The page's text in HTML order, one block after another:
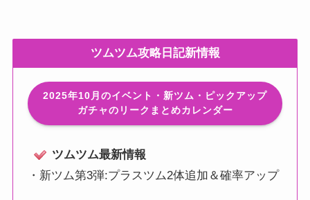
ツムツム攻略日記新情報
2025年10月のイベント・新ツム・ピックアップ
ガチャのリークまとめカレンダー
ツムツム最新情報
・ 新ツム第3弾:プラスツム2体追加＆確率アップ